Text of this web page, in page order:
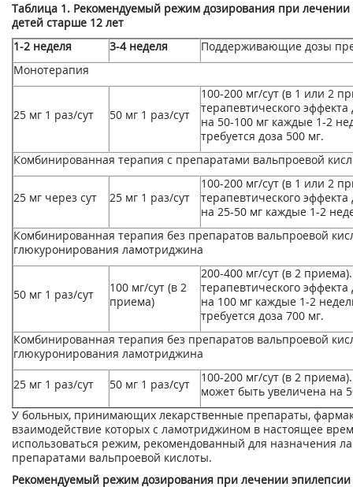
Таблица 1. Рекомендуемый режим дозирования при лечении
детей старше 12 лет
1-2 неделя
3-4 неделя
Поддерживающие дозы
Монотерапия
25 мг 1 раз/сут 50 мг 1 раз/сут
100-200 мг/сут (в 1 или 2
терапевтического
на 50-100 мг каждые 1-2
требуется доза 500 мг.
Комбинированная терапия с препаратами вальпроевой
25 мг через сут 25 мг 1 раз/сут
100-200 мг/сут (в 1 или 2
терапевтического
на 25-50 мг каждые 1-2
Комбинированная терапия без препаратов вальпроевой
глюкуронирования ламотриджина
50 мг 1 раз/сут
100 мг/сут (в 2
приема)
200-400 мг/сут (в 2
терапевтического
на 100 мг каждые 1-2
требуется доза 700 мг.
Комбинированная терапия без препаратов вальпроевой
глюкуронирования ламотриджина
25 мг 1 раз/сут 50 мг 1 раз/сут
100-200 мг/сут (в 2
может быть увеличена на
У больных, принимающих лекарственные препараты,
взаимодействие которых с ламотриджином в настоящее
использоваться режим, рекомендованный для назначения
препаратами вальпроевой кислоты.
Рекомендуемый режим дозирования при лечении эпилепсии